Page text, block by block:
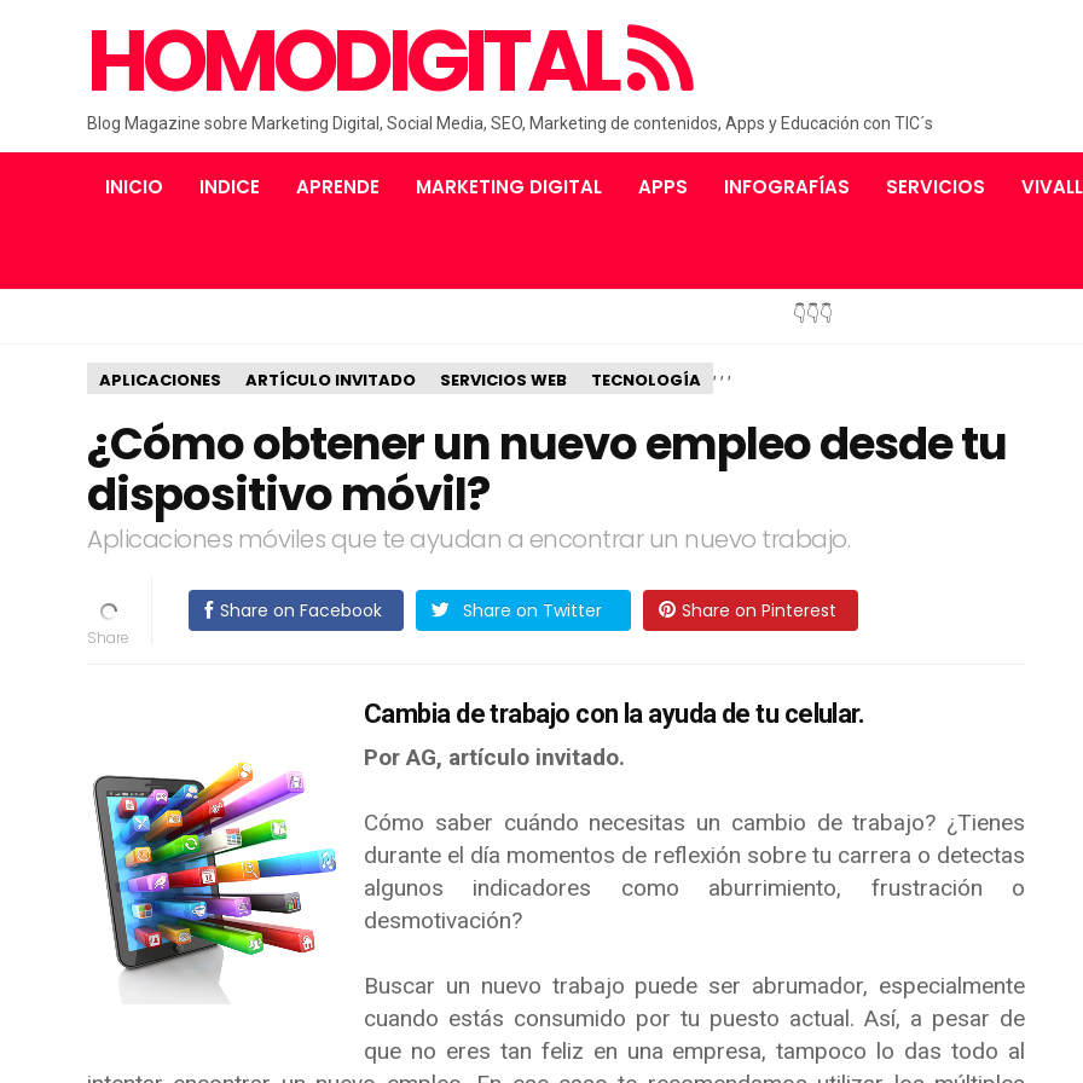
HOMODIGITAL
Blog Magazine sobre Marketing Digital, Social Media, SEO, Marketing de contenidos, Apps y Educación con TIC´s
INICIO INDICE APRENDE MARKETING DIGITAL APPS INFOGRAFÍAS SERVICIOS
👇👇👇
APLICACIONES ,
ARTÍCULO INVITADO ,
SERVICIOS WEB ,
TECNOLOGÍA
¿Cómo obtener un nuevo empleo desde tu
dispositivo móvil?
Aplicaciones móviles que te ayudan a encontrar un nuevo trabajo.
Share on Facebook Share on Twitter Share on Pinterest
Cambia de trabajo con la ayuda de tu celular.
Por AG, artículo invitado.
Cómo saber cuándo necesitas un cambio de trabajo? ¿Tienes
durante el día momentos de reflexión sobre tu carrera o detectas
algunos indicadores como aburrimiento, frustración o
desmotivación?
Buscar un nuevo trabajo puede ser abrumador, especialmente
cuando estás consumido por tu puesto actual. Así, a pesar de
que no eres tan feliz en una empresa, tampoco lo das todo al